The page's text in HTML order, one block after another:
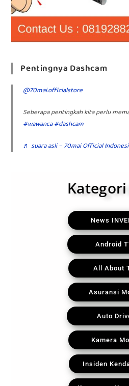
Pentingnya Dashcam
@70mai.officialstore
Seberapa pentingkah kita perlu
#wawanca#dashcam
♬ suara asli – 70mai Official
News
Android
All About
Asuransi
Auto
Kamera
Insiden